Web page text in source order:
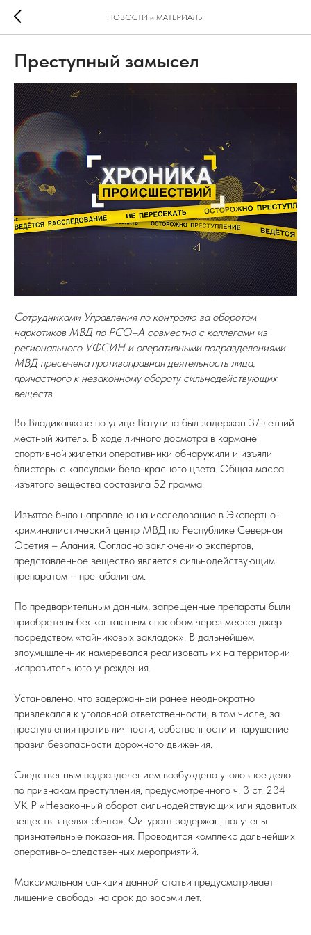
НОВОСТИ и МАТЕРИАЛЫ
Преступный замысел
Сотрудниками Управления по контролю за оборотом
наркотиков МВД по РСО–А совместно с коллегами из
регионального УФСИН и оперативными подразделениями
МВД пресечена противоправная деятельность лица,
причастного к незаконному обороту сильнодействующих
веществ.
Во Владикавказе по улице Ватутина был задержан 37-летний
местный житель. В ходе личного досмотра в кармане
спортивной жилетки оперативники обнаружили и изъяли
блистеры с капсулами бело-красного цвета. Общая масса
изъятого вещества составила 52 грамма.
Изъятое было направлено на исследование в Экспертно-
криминалистический центр МВД по Республике Северная
Осетия – Алания. Согласно заключению экспертов,
представленное вещество является сильнодействующим
препаратом – прегабалином.
По предварительным данным, запрещенные препараты были
приобретены бесконтактным способом через мессенджер
посредством «тайниковых закладок». В дальнейшем
злоумышленник намеревался реализовать их на территории
исправительного учреждения.
Установлено, что задержанный ранее неоднократно
привлекался к уголовной ответственности, в том числе, за
преступления против личности, собственности и нарушение
правил безопасности дорожного движения.
Следственным подразделением возбуждено уголовное дело
по признакам преступления, предусмотренного ч. 3 ст. 234
УК Р «Незаконный оборот сильнодействующих или ядовитых
веществ в целях сбыта». Фигурант задержан, получены
признательные показания. Проводится комплекс дальнейших
оперативно-следственных мероприятий.
Максимальная санкция данной статьи предусматривает
лишение свободы на срок до восьми лет.